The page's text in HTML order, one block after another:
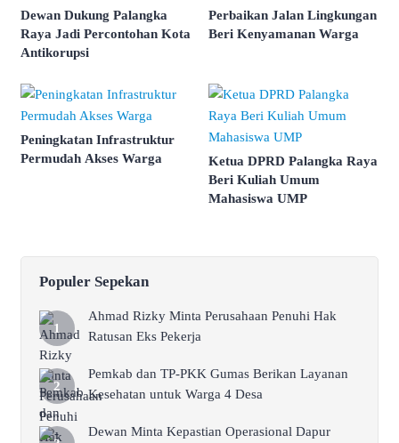
Dewan Dukung Palangka
Raya Jadi Percontohan Kota
Antikorupsi
Perbaikan Jalan Lingkungan
Beri Kenyamanan Warga
Peningkatan Infrastruktur
Permudah Akses Warga
Ketua DPRD Palangka Raya
Beri Kuliah Umum
Mahasiswa UMP
Populer Sepekan
Ahmad Rizky Minta Perusahaan Penuhi Hak
Ratusan Eks Pekerja
Pemkab dan TP-PKK Gumas Berikan Layanan
Kesehatan untuk Warga 4 Desa
Dewan Minta Kepastian Operasional Dapur